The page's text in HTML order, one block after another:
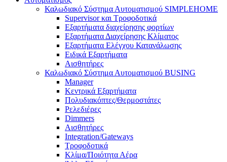
Καλωδιακό Σύστημα Αυτοματισμού SIMPLEHOME
Supervisor και Τροφοδοτικά
Εξαρτήματα διαχείρησης φορτίων
Εξαρτήματα Διαχείρησης Κλίματος
Εξαρτήματα Ελέγχου Κατανάλωσης
Ειδικά Εξαρτήματα
Αισθητήρες
Καλωδιακό Σύστημα Αυτοματισμού BUSING
Manager
Κεντρικά Εξαρτήματα
Πολυδιακόπτες/Θερμοστάτες
Ρελεδιέρες
Dimmers
Αισθητήρες
Integration/Gateways
Τροφοδοτικά
Κλίμα/Ποιότητα Αέρα